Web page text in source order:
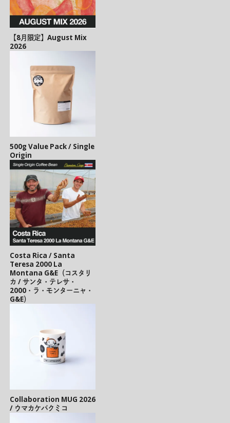
【8月限定】August Mix
2026
500g Value Pack / Single
Origin
Costa Rica / Santa
Teresa 2000 La
Montana G&E（コスタリ
カ / サンタ・テレサ・
2000・ラ・モンターニャ・
G&E）
Collaboration MUG 2026
/ ウマカケバクミコ